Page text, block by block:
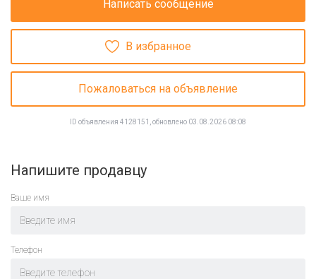
Написать сообщение
В избранное
Пожаловаться на объявление
ID объявления 4128151, обновлено 03.08.2026 08:08
Напишите продавцу
Ваше имя
Телефон